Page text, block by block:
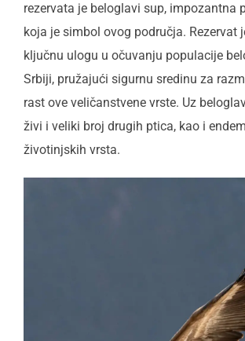
rezervata je beloglavi sup, impozantna
koja je simbol ovog područja. Rezervat
ključnu ulogu u očuvanju populacije
Srbiji, pružajući sigurnu sredinu za
rast ove veličanstvene vrste. Uz
živi i veliki broj drugih ptica, kao i
životinjskih vrsta.